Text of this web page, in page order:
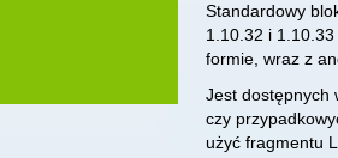
Standardowy
1.10.32 i
formie, wraz z
Jest dostępnych
czy
użyć fragmentu